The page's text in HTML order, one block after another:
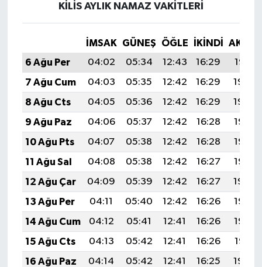
KILIS AYLIK NAMAZ VAKITLERI
İMSAK GÜNEŞ ÖĞLE İKINDI
6 Ağu Per
04:02 05:34 12:43 16:29
19:41
7 Ağu Cum
04:03 05:35 12:42 16:29
19:40
8 Ağu Cts
04:05 05:36 12:42 16:29
19:39
9 Ağu Paz
04:06 05:37 12:42 16:28
19:38
10 Ağu Pts
04:07 05:38 12:42 16:28
19:37
11 Ağu Sal
04:08 05:38 12:42 16:27
19:35
12 Ağu Çar
04:09 05:39 12:42 16:27
19:34
13 Ağu Per
04:11 05:40 12:42 16:26
19:33
14 Ağu Cum
04:12 05:41 12:41 16:26
19:32
15 Ağu Cts
04:13 05:42 12:41 16:26
19:31
16 Ağu Paz
04:14 05:42 12:41 16:25
19:30